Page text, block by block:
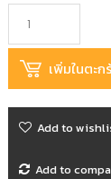
Add to
Add to